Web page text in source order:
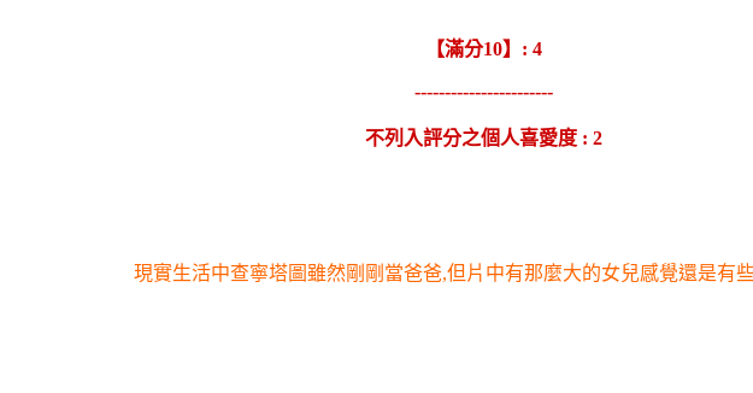
【滿分10】: 4
-----------------------
不列入評分之個人喜愛度 : 2
現實生活中查寧塔圖雖然剛剛當爸爸,但片中有那麼大的女兒感覺還是有